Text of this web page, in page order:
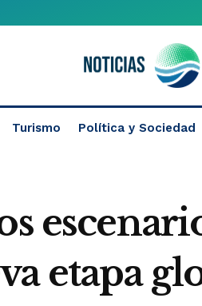
Turismo Política y Sociedad
etapa